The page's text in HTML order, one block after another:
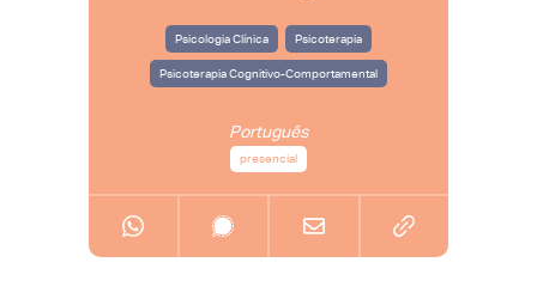
Psicologia Clínica Psicoterapia
Psicoterapia Cognitivo-Comportamental
Português
presencial